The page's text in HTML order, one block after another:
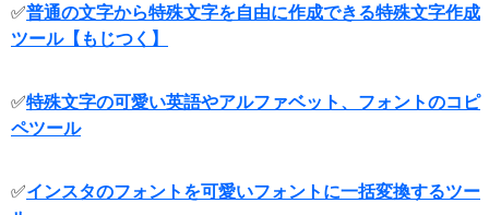
✅普通の文字から特殊文字を自由に作成できる特殊文字作成
ツール【もじつく】
✅特殊文字の可愛い英語やアルファベット、フォントのコピ
ペツール
✅インスタのフォントを可愛いフォントに一括変換するツー